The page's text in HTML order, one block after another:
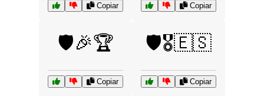
Copiar Copiar
🛡️🎉🏆
Copiar
🛡️🎖️🇪🇸
Copiar